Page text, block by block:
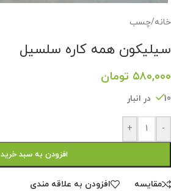
خانه/چسب
سیلیکون همه کاره سلسیل
۵۸۰,۰۰۰ تومان
10 در انبار
-
+
افزودن به سبد خرید
مقايسه افزودن به علاقه مندی